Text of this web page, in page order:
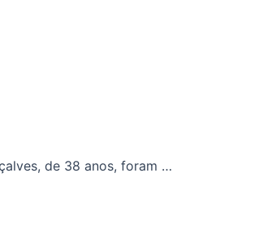
de 38 anos, foram …